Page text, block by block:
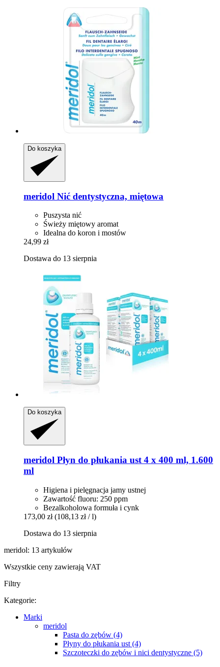
Do koszyka
meridol Nić dentystyczna, miętowa
Puszysta nić
Świeży miętowy aromat
Idealna do koron i mostów
24,99 zł
Dostawa do 13 sierpnia
Do koszyka
meridol Płyn do płukania ust 4 x 400 ml, 1.600
ml
Higiena i pielęgnacja jamy ustnej
Zawartość fluoru: 250 ppm
Bezalkoholowa formuła i cynk
173,00 zł (108,13 zł / l)
Dostawa do 13 sierpnia
meridol: 13 artykułów
Wszystkie ceny zawierają VAT
Filtry
Kategorie:
Marki
meridol
Pasta do zębów (4)
Płyny do płukania ust (4)
Szczoteczki do zębów i nici dentystyczne (5)